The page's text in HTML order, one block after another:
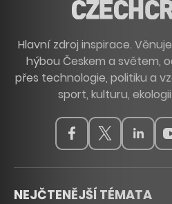
Hlavní zdroj inspirace.
hýbou Českem a světem,
přes technologie, politiku a
sport, kulturu,
NEJČTENĚJŠÍ TÉMATA